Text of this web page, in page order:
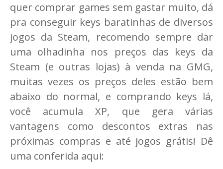
quer comprar games sem gastar muito, dá
pra conseguir keys baratinhas de diversos
jogos da Steam, recomendo sempre dar
uma olhadinha nos preços das keys da
Steam (e outras lojas) à venda na GMG,
muitas vezes os preços deles estão bem
abaixo do normal, e comprando keys lá,
você acumula XP, que gera várias
vantagens como descontos extras nas
próximas compras e até jogos grátis! Dê
uma conferida aqui: